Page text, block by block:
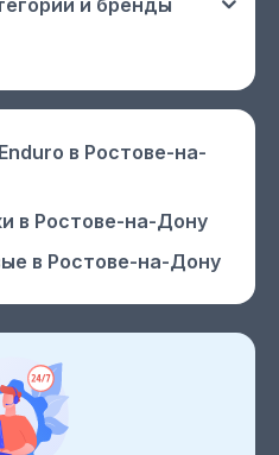
и бренды
в Ростове-на-
в Ростове-на-Дону
в Ростове-на-Дону